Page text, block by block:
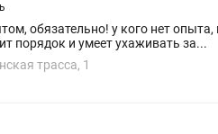
кого нет опыта, прошу не беспокоить! Мы ищем
порядок и умеет ухаживать за...
трасса, 1